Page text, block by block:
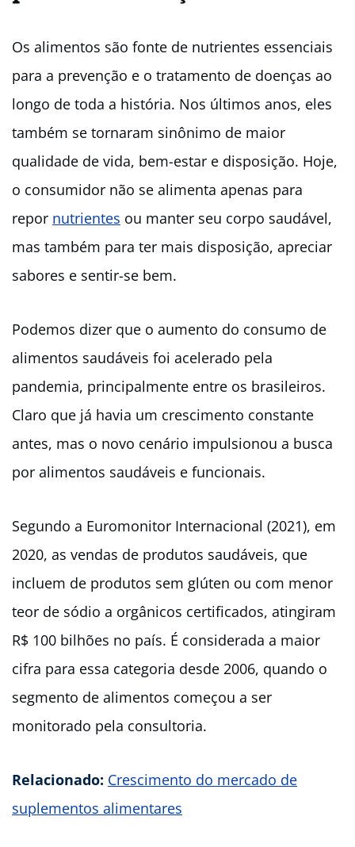
Os alimentos são fonte de nutrientes essenciais
para a prevenção e o tratamento de doenças ao
longo de toda a história. Nos últimos anos, eles
também se tornaram sinônimo de maior
qualidade de vida, bem-estar e disposição. Hoje,
o consumidor não se alimenta apenas para
repor nutrientes ou manter seu corpo saudável,
mas também para ter mais disposição, apreciar
sabores e sentir-se bem.
Podemos dizer que o aumento do consumo de
alimentos saudáveis foi acelerado pela
pandemia, principalmente entre os brasileiros.
Claro que já havia um crescimento constante
antes, mas o novo cenário impulsionou a busca
por alimentos saudáveis e funcionais.
Segundo a Euromonitor Internacional (2021), em
2020, as vendas de produtos saudáveis, que
incluem de produtos sem glúten ou com menor
teor de sódio a orgânicos certificados, atingiram
R$ 100 bilhões no país. É considerada a maior
cifra para essa categoria desde 2006, quando o
segmento de alimentos começou a ser
monitorado pela consultoria.
Relacionado: Crescimento do mercado de
suplementos alimentares